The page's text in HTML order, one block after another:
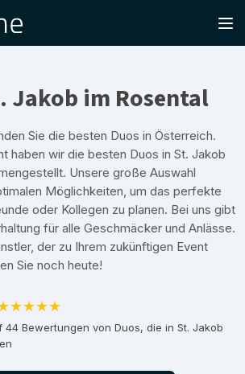
Jakob im Rosental
Sie die besten Duos in Österreich.
haben wir die besten Duos in St. Jakob
Unsere große Auswahl
Möglichkeiten, um das perfekte
oder Kollegen zu planen. Bei uns gibt
für alle Geschmäcker und Anlässe.
der zu Ihrem zukünftigen Event
Sie noch heute!
44 Bewertungen von Duos, die in St. Jakob